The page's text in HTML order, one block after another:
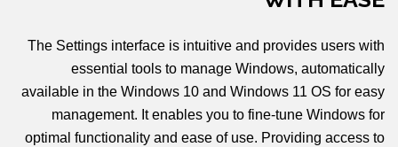
The Settings interface is intuitive and provides users with
essential tools to manage Windows, automatically
available in the Windows 10 and Windows 11 OS for easy
management. It enables you to fine-tune Windows for
optimal functionality and ease of use. Providing access to